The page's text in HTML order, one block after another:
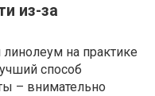
из-за
на практике
способ
– внимательно